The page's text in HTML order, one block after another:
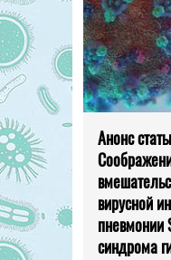
Анонс
вирусной
пневмонии
синдрома